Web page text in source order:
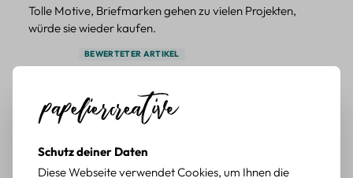
Tolle Motive, Briefmarken gehen zu vielen Projekten,
würde sie wieder kaufen.
BEWERTETER ARTIKEL
Sticker mit Wald- und Tiermotiven
Durchschnittliche Bewertung von 5 von 5 Sternen
diesen Monat
Schöne Motive
Die Sticker passen gut zu meinen Büchern, würde sie
Schutz deiner Daten
Diese Webseite verwendet Cookies, um Ihnen die